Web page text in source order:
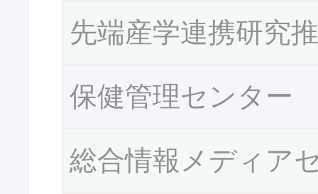
先端産学連携研究
保健管理センター
総合情報メディア